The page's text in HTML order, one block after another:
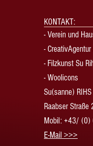
KONTAKT:
- Verein und
-
- Filzkunst Su
- Woolicons
Su(sanne) RIHS
Raabser
Mobil: +43/
​E-Mail >>>